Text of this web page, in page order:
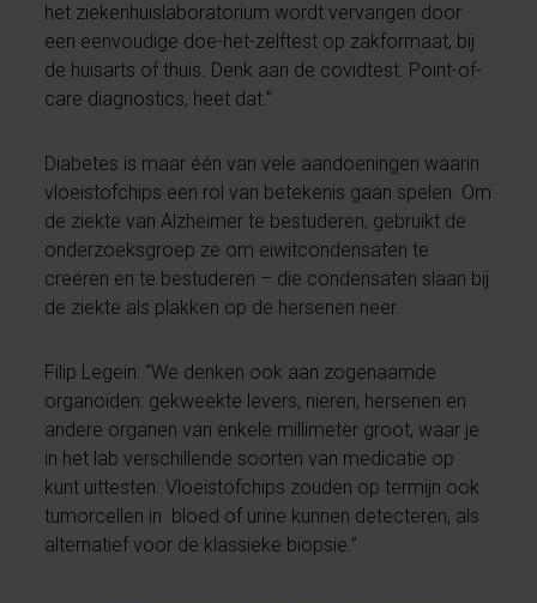
het ziekenhuislaboratorium wordt vervangen door
een eenvoudige doe-het-zelftest op zakformaat, bij
de huisarts of thuis. Denk aan de covidtest. Point-of-
care diagnostics, heet dat.”
Diabetes is maar één van vele aandoeningen waarin
vloeistofchips een rol van betekenis gaan spelen. Om
de ziekte van Alzheimer te bestuderen, gebruikt de
onderzoeksgroep ze om eiwitcondensaten te
creëren en te bestuderen – die condensaten slaan bij
de ziekte als plakken op de hersenen neer.
Filip Legein: “We denken ook aan zogenaamde
organoïden: gekweekte levers, nieren, hersenen en
andere organen van enkele millimeter groot, waar je
in het lab verschillende soorten van medicatie op
kunt uittesten. Vloeistofchips zouden op termijn ook
tumorcellen in bloed of urine kunnen detecteren, als
alternatief voor de klassieke biopsie.”